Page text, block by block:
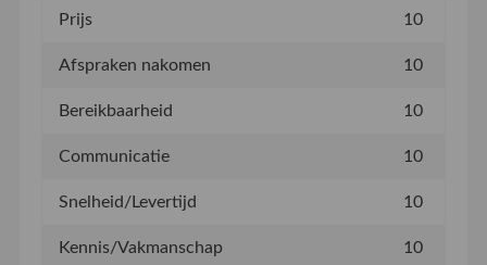
Prijs 10
Afspraken nakomen 10
Bereikbaarheid 10
Communicatie 10
Snelheid/Levertijd 10
Kennis/Vakmanschap 10